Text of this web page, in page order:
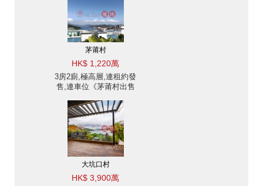
茅莆村
HK$ 1,220萬
3房2廁,極高層,連租約發
售,連車位《茅莆村出售
大坑口村
HK$ 3,900萬